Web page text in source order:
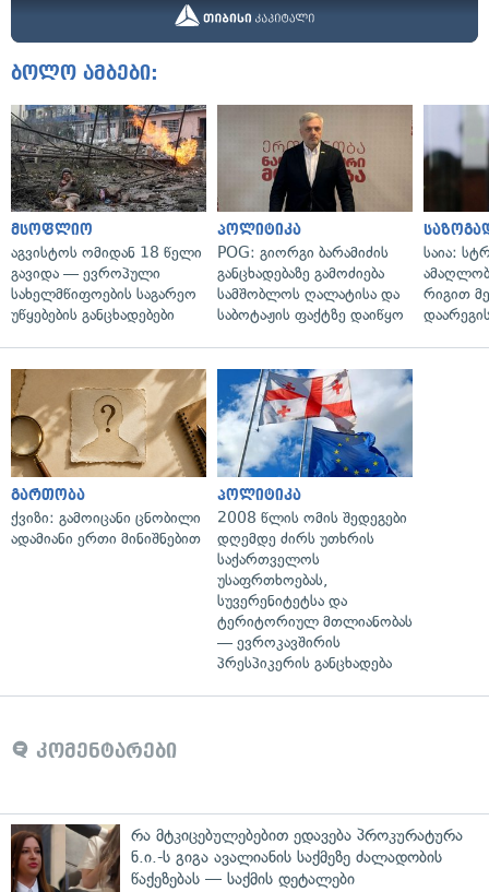
ბოლო ამბები:
მსოფლიო
აგვისტოს ომიდან 18 წელი
გავიდა — ევროპული
სახელმწიფოების საგარეო
უწყებების განცხადებები
პოლიტიკა
POG: გიორგი ბარამიძის
განცხადებაზე გამოძიება
სამშობლოს ღალატისა და
საბოტაჟის ფაქტზე დაიწყო
საია:
რიგით
გართობა
ქვიზი: გამოიცანი ცნობილი
ადამიანი ერთი მინიშნებით
პოლიტიკა
2008 წლის ომის შედეგები
დღემდე ძირს უთხრის
საქართველოს
უსაფრთხოებას,
სუვერენიტეტსა და
ტერიტორიულ მთლიანობას
— ევროკავშირის
პრესპიკერის განცხადება
კომენტარები
რა მტკიცებულებებით ედავება პროკურატურა
ნ.ი.-ს გიგა ავალიანის საქმეზე ძალადობის
წაქეზებას — საქმის დეტალები